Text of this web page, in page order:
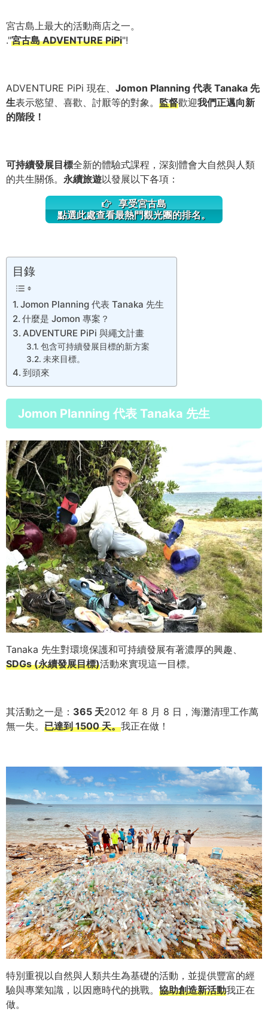
宮古島上最大的活動商店之一。
."宮古島 ADVENTURE PiPi"!
ADVENTURE PiPi 現在、 Jomon Planning 代表 Tanaka 先
生表示慾望、喜歡、討厭等的對象。 監督歡迎我們正邁向新
的階段！
可持續發展目標全新的體驗式課程，深刻體會大自然與人類
的共生關係。 永續旅遊以發展以下各項：
享受宮古島
點選此處查看最熱門觀光團的排名。
目錄
Jomon Planning 代表 Tanaka 先生
什麼是 Jomon 專案？
ADVENTURE PiPi 與繩文計畫
包含可持續發展目標的新方案
未來目標。
到頭來
Jomon Planning 代表 Tanaka 先生
Tanaka 先生對環境保護和可持續發展有著濃厚的興趣、
SDGs (永續發展目標)活動來實現這一目標。
其活動之一是： 365 天2012 年 8 月 8 日，海灘清理工作萬
無一失。 已達到 1500 天。我正在做！
特別重視以自然與人類共生為基礎的活動，並提供豐富的經
驗與專業知識，以因應時代的挑戰。 協助創造新活動我正在
做。